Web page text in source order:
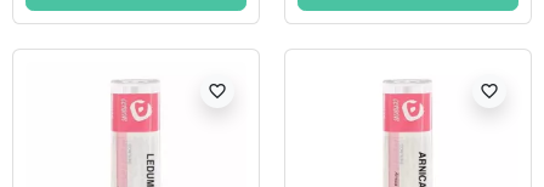
favorite_border favorite_border